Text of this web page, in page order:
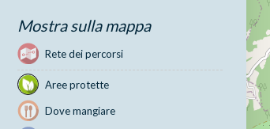
Mostra sulla mappa
Rete dei percorsi
Aree protette
Dove mangiare